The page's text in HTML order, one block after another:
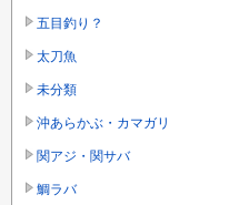
五目釣り？
太刀魚
未分類
沖あらかぶ・カマガリ
関アジ・関サバ
鯛ラバ